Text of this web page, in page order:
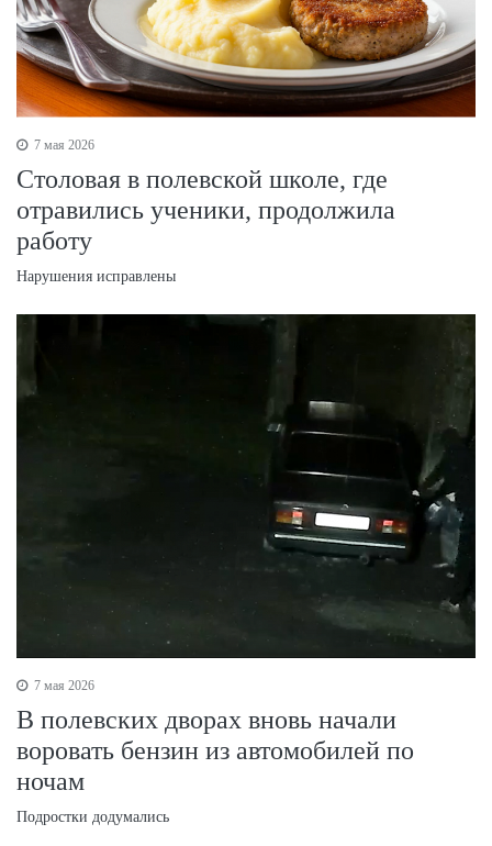
7 мая 2026
Столовая в полевской школе, где
отравились ученики, продолжила
работу
Нарушения исправлены
7 мая 2026
В полевских дворах вновь начали
воровать бензин из автомобилей по
ночам
Подростки додумались